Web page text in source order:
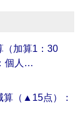
（加算1：30
個人…
算（▲15点）：